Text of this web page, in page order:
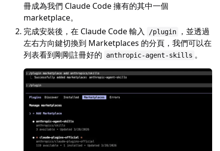
冊成為我們 Claude Code 擁有的其中一個
marketplace。
完成安裝後，在 Claude Code 輸入
/plugin
，並透過
左右方向鍵切換到 Marketplaces 的分頁，我們可以在
列表看到剛剛註冊好的
anthropic-agent-skills 。